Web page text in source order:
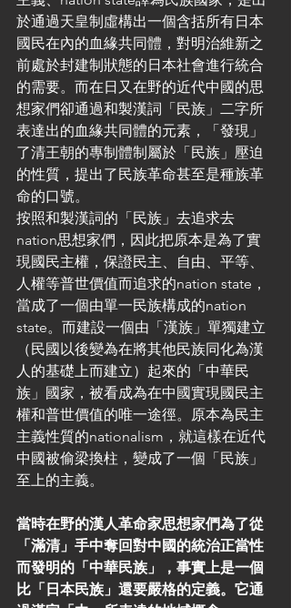
於通過天皇制虛構出一個含括所有日本
國民在內的血緣共同體，對明治維新之
前處於封建制狀態的日本社會進行統合
的需要。而在日又在野的近代中國的思
想家們卻通過和製漢詞「民族」二字所
表達出的血緣共同體的元素，「發現」
了清王朝的專制體制屬於「民族」壓迫
的性質，提出了民族革命甚至是種族革
命的口號。
按照和製漢詞的「民族」去追求去
nation思想家們，因此把原本是為了實
現國民主權，保證民主、自由、平等、
人權等普世價值而追求的nation state，
當成了一個由單一民族構成的nation
state。而建設一個由「漢族」單獨建立
（民國以後變為在將其他民族同化為漢
人的基礎上而建立）起來的「中華民
族」國家，被看成為在中國實現國民主
權和普世價值的唯一途徑。原本為民主
主義性質的nationalism，就這樣在近代
中國被偷梁換柱，變成了一個「民族」
至上的主義。
當時在野的漢人革命家思想家們為了從
「滿清」手中奪回對中國的統治正當性
而發明的「中華民族」，事實上是一個
比「日本民族」還要嚴格的定義。它通